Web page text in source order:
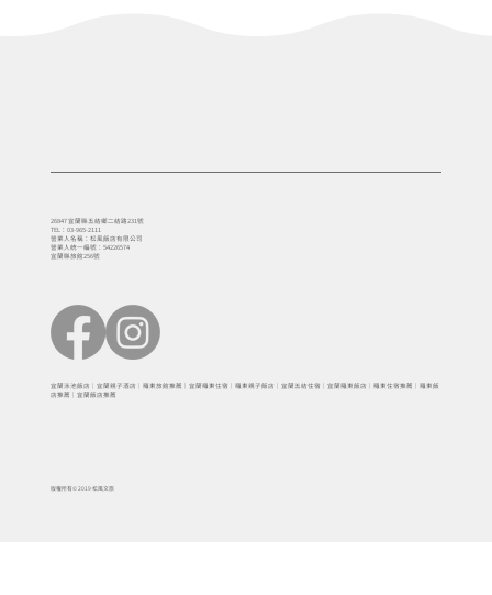
26847 宜蘭縣五結鄉二結路231號
TEL：03-965-2111
營業人名稱：松風飯店有限公司
營業人統一編號：54226574
宜蘭縣旅館256號
宜蘭泳池飯店｜宜蘭親子酒店｜羅東旅館推薦｜宜蘭羅東住宿｜羅東親子飯店｜宜蘭五結住宿｜宜蘭羅東飯店｜羅東住宿推薦｜羅東飯
店推薦｜宜蘭飯店推薦
版權所有© 2019 松風文旅